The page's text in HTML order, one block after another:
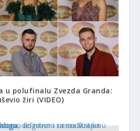
u polufinalu Zvezda Granda:
žiri (VIDEO)